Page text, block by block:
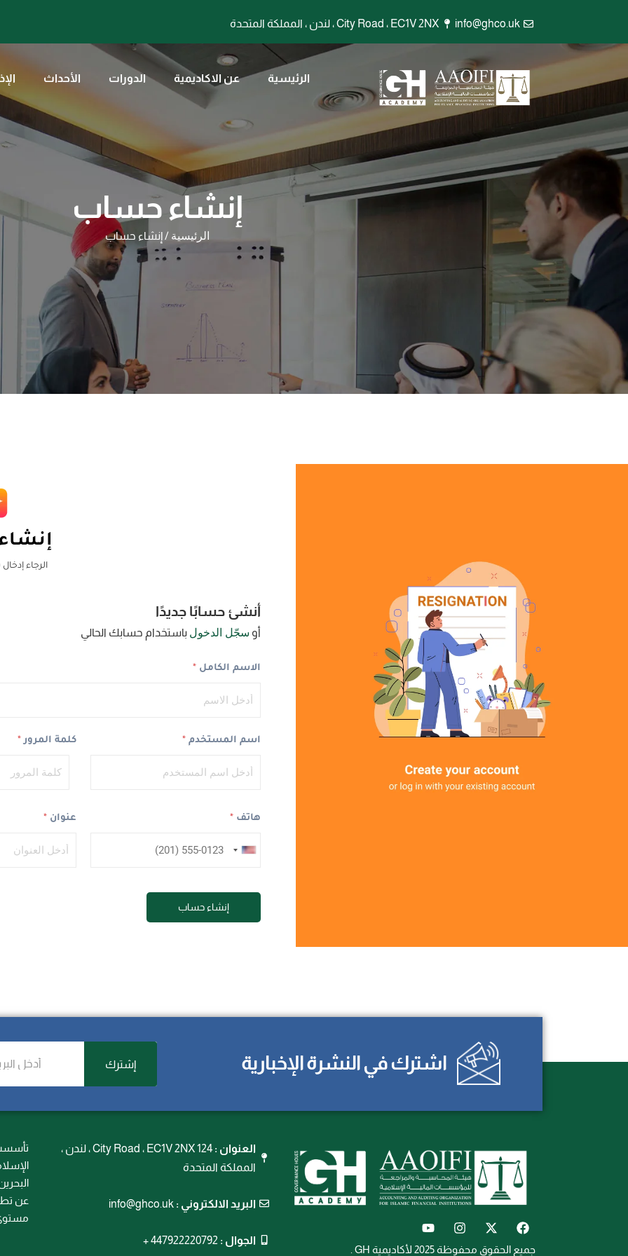
info@ghco.uk City Road ، EC1V 2NX ، لندن ، المملكة المتحدة
الرئيسية عن الاكاديمية الدورات الأحداث
إنشاء حساب
الرئيسية / إنشاء حساب
الرجاء
أنشئ حسابًا جديدًا
أو سجّل الدخول باستخدام حسابك الحالي
الاسم الكامل *
اسم المستخدم * كلمة المرور*
هاتف *
U
i
s
عنوان*
إنشاء حساب
اشترك في النشرة الإخبارية إشترك
جميع الحقوق محفوظة 2025 لأكاديمية GH .
العنوان :
124 City Road ، EC1V 2NX ، لندن ،
المملكة المتحدة
البريد الالكتروني : info@ghco.uk
الجوال : 447922220792 +
عن
مستوى